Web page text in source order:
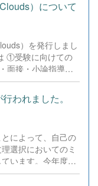
進路を選べないの
っていないから」
」という説明につ
2部：大人と語るワ
青年会議所の皆様
員など、地域の第
の千歳に対する想
。 &nbsp;
）について
）を発行しまし
①受験に向けての
面接・小論指導）
ョンの上げ方 ⑤今
学年進路通信
われました。
によって、自己の
選択においてのミ
います。今年度、
学技術大学から坂